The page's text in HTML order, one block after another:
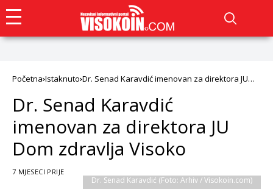
Početna Istaknuto Dr. Senad Karavdić imenovan za direktora JU
Dr. Senad Karavdić
imenovan za direktora JU
Dom zdravlja Visoko
7 MJESECI PRIJE
Dr. Senad Karavdić (Foto: Arhiv / Visokoin.com)